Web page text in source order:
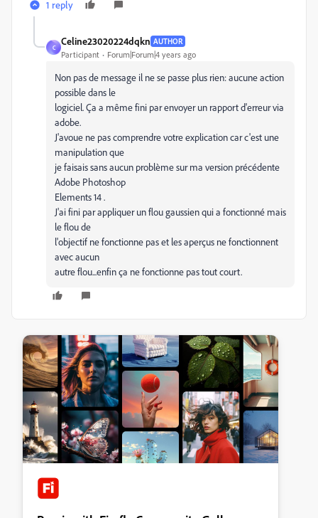
1 reply
C
Celine23020224dqkn AUTHOR
Participant Forum|Forum|4 years ago
Non pas de message il ne se passe plus rien: aucune action
possible dans le
logiciel. Ça a même fini par envoyer un rapport d'erreur via
adobe.
J'avoue ne pas comprendre votre explication car c'est une
manipulation que
je faisais sans aucun problème sur ma version précédente
Adobe Photoshop
Elements 14 .
J'ai fini par appliquer un flou gaussien qui a fonctionné mais
le flou de
l'objectif ne fonctionne pas et les aperçus ne fonctionnent
avec aucun
autre flou...enfin ça ne fonctionne pas tout court.